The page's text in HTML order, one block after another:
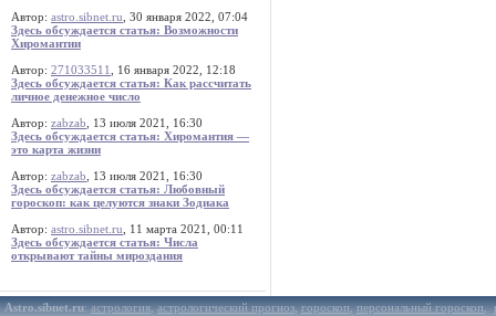
Автор: astro.sibnet.ru , 30 января 2022, 07:04
Здесь обсуждается статья: Возможности
Хиромантии
Автор: 271033511
, 16 января 2022, 12:18
Здесь обсуждается статья: Как рассчитать
личное денежное число
Автор: zabzab , 13 июля 2021, 16:30
Здесь обсуждается статья: Хиромантия —
это карта жизни
Автор: zabzab , 13 июля 2021, 16:30
Здесь обсуждается статья: Любовный
гороскоп: как целуются знаки Зодиака
Автор: astro.sibnet.ru , 11 марта 2021, 00:11
Здесь обсуждается статья: Числа
открывают тайны мироздания
Astro.sibnet.ru:астрология,астрологический прогноз,гороскоп,персональный гороскоп,